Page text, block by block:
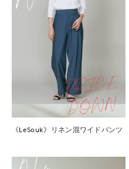
《LeSouk》リネン混ワイドパンツ